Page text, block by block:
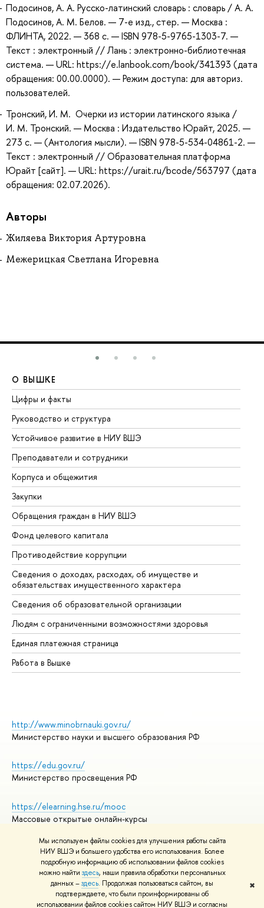
Мы используем файлы cookies для улучшения работы сайта
НИУ ВШЭ и большего удобства его использования. Более
подробную информацию об использовании файлов cookies
можно найти здесь, наши правила обработки персональных
данных –здесь. Продолжая пользоваться сайтом, вы
подтверждаете, что были проинформированы об
использовании файлов cookies сайтом НИУ ВШЭ и согласны
✖
Подосинов, А. А. Русско-латинский словарь : словарь / А. А.
Подосинов, А. М. Белов. — 7-е изд., стер. — Москва :
ФЛИНТА, 2022. — 368 с. — ISBN 978-5-9765-1303-7. —
Текст : электронный // Лань : электронно-библиотечная
система. — URL: https://e.lanbook.com/book/341393 (дата
обращения: 00.00.0000). — Режим доступа: для авториз.
пользователей.
Тронский, И. М. Очерки из истории латинского языка /
И. М. Тронский. — Москва : Издательство Юрайт, 2025. —
273 с. — (Антология мысли). — ISBN 978-5-534-04861-2. —
Текст : электронный // Образовательная платформа
Юрайт [сайт]. — URL: https://urait.ru/bcode/563797 (дата
обращения: 02.07.2026).
Авторы
Жиляева Виктория Артуровна
Межерицкая Светлана Игоревна
О ВЫШКЕ
Цифры и факты
Руководство и структура
Устойчивое развитие в НИУ ВШЭ
Преподаватели и сотрудники
Корпуса и общежития
Закупки
Обращения граждан в НИУ ВШЭ
Фонд целевого капитала
Противодействие коррупции
Сведения о доходах, расходах, об имуществе и
обязательствах имущественного характера
Сведения об образовательной организации
Людям с ограниченными возможностями здоровья
Единая платежная страница
Работа в Вышке
http://www.minobrnauki.gov.ru/
Министерство науки и высшего образования РФ
https://edu.gov.ru/
Министерство просвещения РФ
https://elearning.hse.ru/mooc
Массовые открытые онлайн-курсы
© НИУ ВШЭ 1993–2026
Адреса и контакты
Условия использования материалов
Политика конфиденциальности